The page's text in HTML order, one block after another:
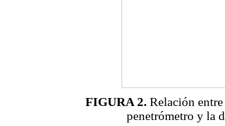
FIGURA 2. Relación
penetrómetro y la